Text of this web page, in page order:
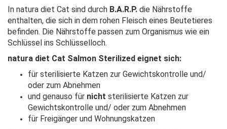
In natura diet Cat sind durch B.A.R.P. die Nährstoffe
enthalten, die sich in dem rohen Fleisch eines Beutetieres
befinden. Die Nährstoffe passen zum Organismus wie ein
Schlüssel ins Schlüsselloch.
natura diet Cat Salmon Sterilized eignet sich:
für sterilisierte Katzen zur Gewichtskontrolle und/
oder zum Abnehmen
und genauso für nicht sterilisierte Katzen zur
Gewichtskontrolle und/ oder zum Abnehmen
für Freigänger und Wohnungskatzen